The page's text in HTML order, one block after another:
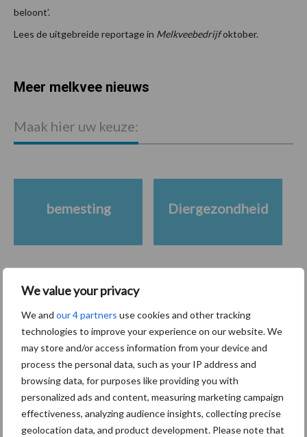
We value your privacy
We and our 4 partners use cookies and other tracking
technologies to improve your experience on our website. We
may store and/or access information from your device and
process the personal data, such as your IP address and
browsing data, for purposes like providing you with
personalized ads and content, measuring marketing campaign
effectiveness, analyzing audience insights, collecting precise
geolocation data, and product development. Please note that
beloont’.
Lees de uitgebreide reportage in Melkveebedrijfoktober.
Meer melkvee nieuws
Maak hier uw keuze:
bemesting Diergezondheid
Toon meer
Gerelateerde artikelen
BoviMove zorgt voor
eenvoudige, sluitende en
betrouwbare
traceerbaarheid van